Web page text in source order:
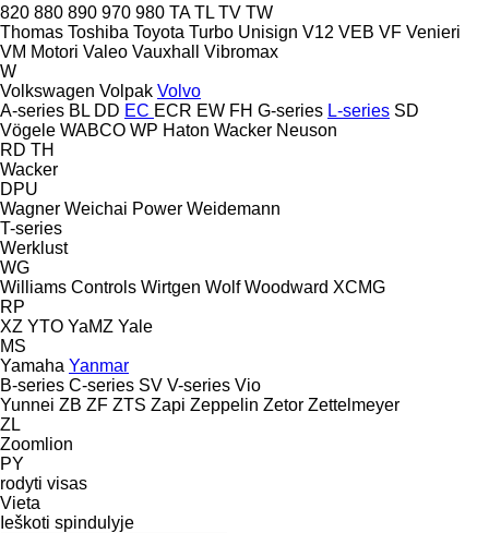
820 880 890 970 980 TA TL TV TW
Thomas Toshiba Toyota Turbo Unisign V12 VEB VF Venieri
VM Motori Valeo Vauxhall
Vibromax
W
Volkswagen Volpak Volvo
A-series BL DD EC ECR EW FH G-series L-series SD
Vögele WABCO WP Haton Wacker Neuson
RD TH
Wacker
DPU
Wagner Weichai Power Weidemann
T-series
Werklust
WG
Williams Controls Wirtgen Wolf Woodward XCMG
RP
XZ YTO YaMZ Yale
MS
Yamaha Yanmar
B-series C-series SV V-series Vio
Yunnei ZB ZF ZTS Zapi Zeppelin Zetor Zettelmeyer
ZL
Zoomlion
PY
rodyti visas
Vieta
Ieškoti spindulyje